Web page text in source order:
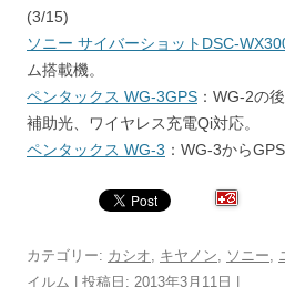
(3/15)
ソニー サイバーショットDSC-
ム搭載機。
ペンタックス WG-3GPS ：WG-2の
補助光、ワイヤレス充電Qi対応。
ペンタックス WG-3 ：WG-3から
カテゴリー: カシオ キヤノン ソニー
イルム
| 投稿日: 2013年3月11日